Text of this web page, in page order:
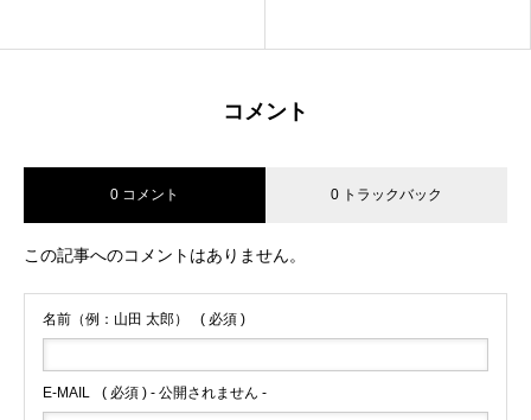
コメント
0 コメント 0 トラックバック
この記事へのコメントはありません。
名前（例：山田 太郎） ( 必須 )
E-MAIL ( 必須 ) - 公開されません -